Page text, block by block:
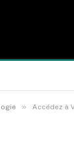
» Accédez à